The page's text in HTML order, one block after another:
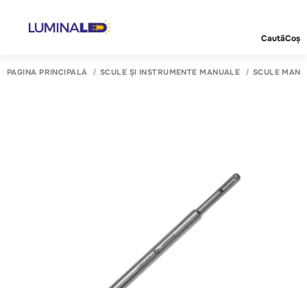
CautăCoș
PAGINA PRINCIPALĂ SCULE ȘI INSTRUMENTE MANUALE SCULE